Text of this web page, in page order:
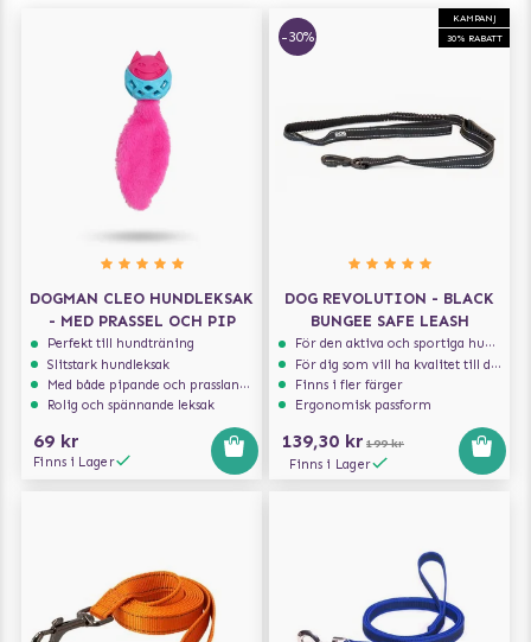
DOGMAN CLEO HUNDLEKSAK
- MED PRASSEL OCH PIP
Perfekt till hundträning
Slitstark hundleksak
Med både pipande och prasslande ljud
Rolig och spännande leksak
69 kr
Finns i Lager
KAMPANJ
30% RABATT
-30%
DOG REVOLUTION - BLACK
BUNGEE SAFE LEASH
För den aktiva och sportiga hunden
För dig som vill ha kvalitet till din hund!
Finns i fler färger
Ergonomisk passform
139,30 kr 199 kr
Finns i Lager